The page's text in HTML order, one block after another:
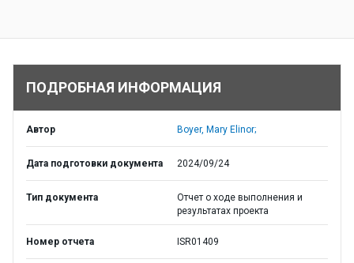
ПОДРОБНАЯ ИНФОРМАЦИЯ
Автор Boyer, Mary Elinor;
Дата подготовки документа 2024/09/24
Тип документа
Отчет о ходе выполнения и
результатах проекта
Номер отчета ISR01409